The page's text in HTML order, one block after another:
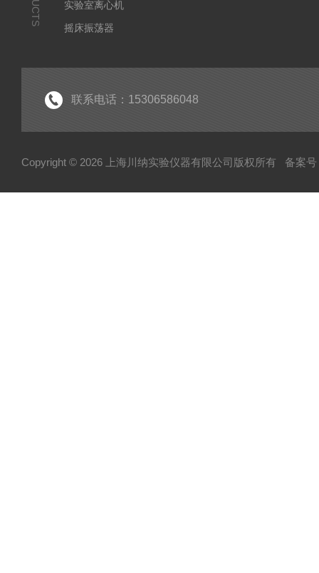
实验室离心机
摇床振荡器
联系电话：15306586048
Copyright © 2026 上海川纳实验仪器有限公司版权所有 备案号